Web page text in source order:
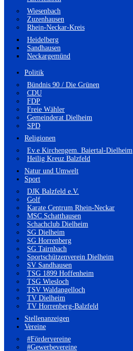
Wiesenbach
Zuzenhausen
Rhein-Neckar-Kreis
Heidelberg
Sandhausen
Neckargemünd
Politik
Bündnis 90 / Die Grünen
CDU
FDP
Freie Wähler
Gemeinderat Dielheim
SPD
Religionen
Ev.e Kirchengem. Baiertal-Dielheim
Heilig Kreuz Balzfeld
Natur und Umwelt
Sport
DJK Balzfeld e.V.
Golf
Karate Centrum Rhein-Neckar
MSC Schatthausen
Schachclub Dielheim
SG Dielheim
SG Horrenberg
SG Tairnbach
Sportschützenverein Dielheim
SV Sandhausen
TSG 1899 Hoffenheim
TSG Wiesloch
TSV Waldangelloch
TV Dielheim
TV Horrenberg-Balzfeld
Stellenanzeigen
Vereine
#Fördervereine
#Gewerbevereine